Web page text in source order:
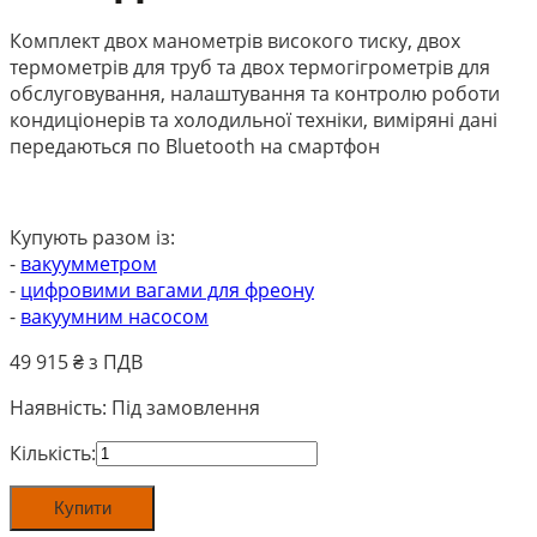
Комплект двох манометрів високого тиску, двох
термометрів для труб та двох термогігрометрів для
обслуговування, налаштування та контролю роботи
кондиціонерів та холодильної техніки, виміряні дані
передаються по Bluetooth на смартфон
Купують разом із:
- вакуумметром
- цифровими вагами для фреону
- вакуумним насосом
49 915₴ з ПДВ
Наявність: Під замовлення
Кількість:Смарт
охолодження
плюс
Купити